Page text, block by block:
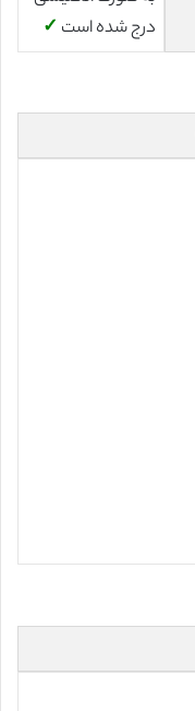
درج شده است ✓